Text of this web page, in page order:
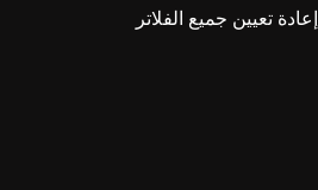
إعادة تعيين جميع الفلاتر